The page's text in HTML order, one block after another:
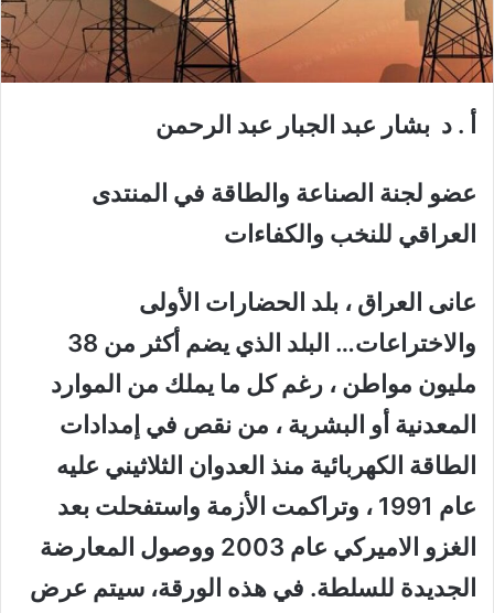
أ . د بشار عبد الجبار عبد الرحمن
عضو لجنة الصناعة والطاقة في المنتدى
العراقي للنخب والكفاءات
عانى العراق ، بلد الحضارات الأولى
والاختراعات… البلد الذي يضم أكثر من 38
مليون مواطن ، رغم كل ما يملك من الموارد
المعدنية أو البشرية ، من نقص في إمدادات
الطاقة الكهربائية منذ العدوان الثلاثيني عليه
عام 1991 ، وتراكمت الأزمة واستفحلت بعد
الغزو الاميركي ​​عام 2003 ووصول المعارضة
الجديدة للسلطة. في هذه الورقة، سيتم عرض